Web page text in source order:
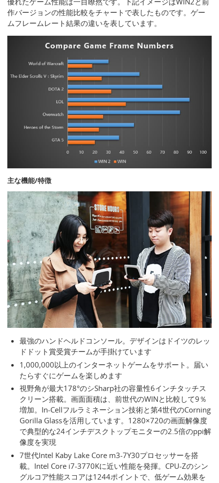
作バージョンの性能比較をチャートで表したものです。ゲー
ムフレームレート結果の違いを表しています。
主な機能/特徴
最強のハンドヘルドコンソール。デザインはドイツのレッ
ドドット賞受賞チームが手掛けています
1,000,000以上のインターネットゲームをサポート。届い
たらすぐにゲームを楽しめます
視野角が最大178°のシSharp社の容量性6インチタッチス
クリーン搭載。画面面積は、前世代のWINと比較して9％
増加。In-Cellフルラミネーション技術と第4世代のCorning
Gorilla Glassを活用しています。1280×720の画面解像度
で典型的な24インチデスクトップモニターの2.5倍のppi解
像度を実現
7世代Intel Kaby Lake Core m3-7Y30プロセッサーを搭
載。Intel Core i7-3770Kに近い性能を発揮。CPU-Zのシン
グルコア性能スコアは1244ポイントで、低ゲーム効果を